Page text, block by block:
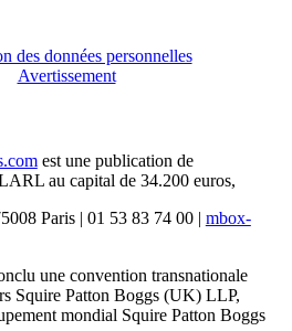
des données personnelles
Avertissement
est une publication de
au capital de 34.200 euros,
Paris | 01 53 83 74 00 | mbox-
une convention transnationale
Squire Patton Boggs (UK) LLP,
mondial Squire Patton Boggs